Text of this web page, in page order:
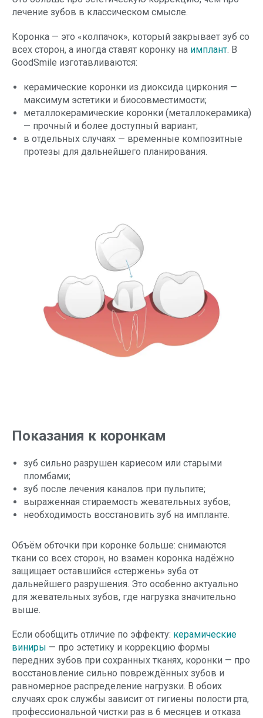
лечение зубов в классическом смысле.
Коронка — это «колпачок», который закрывает зуб со
всех сторон, а иногда ставят коронку на имплант. В
GoodSmile изготавливаются:
керамические коронки из диоксида циркония —
максимум эстетики и биосовместимости;
металлокерамические коронки (металлокерамика)
— прочный и более доступный вариант;
в отдельных случаях — временные композитные
протезы для дальнейшего планирования.
Показания к коронкам
зуб сильно разрушен кариесом или старыми
пломбами;
зуб после лечения каналов при пульпите;
выраженная стираемость жевательных зубов;
необходимость восстановить зуб на импланте.
Объём обточки при коронке больше: снимаются
ткани со всех сторон, но взамен коронка надёжно
защищает оставшийся «стержень» зуба от
дальнейшего разрушения. Это особенно актуально
для жевательных зубов, где нагрузка значительно
выше.
Если обобщить отличие по эффекту: керамические
виниры — про эстетику и коррекцию формы
передних зубов при сохранных тканях, коронки — про
восстановление сильно повреждённых зубов и
равномерное распределение нагрузки. В обоих
случаях срок службы зависит от гигиены полости рта,
профессиональной чистки раз в 6 месяцев и отказа